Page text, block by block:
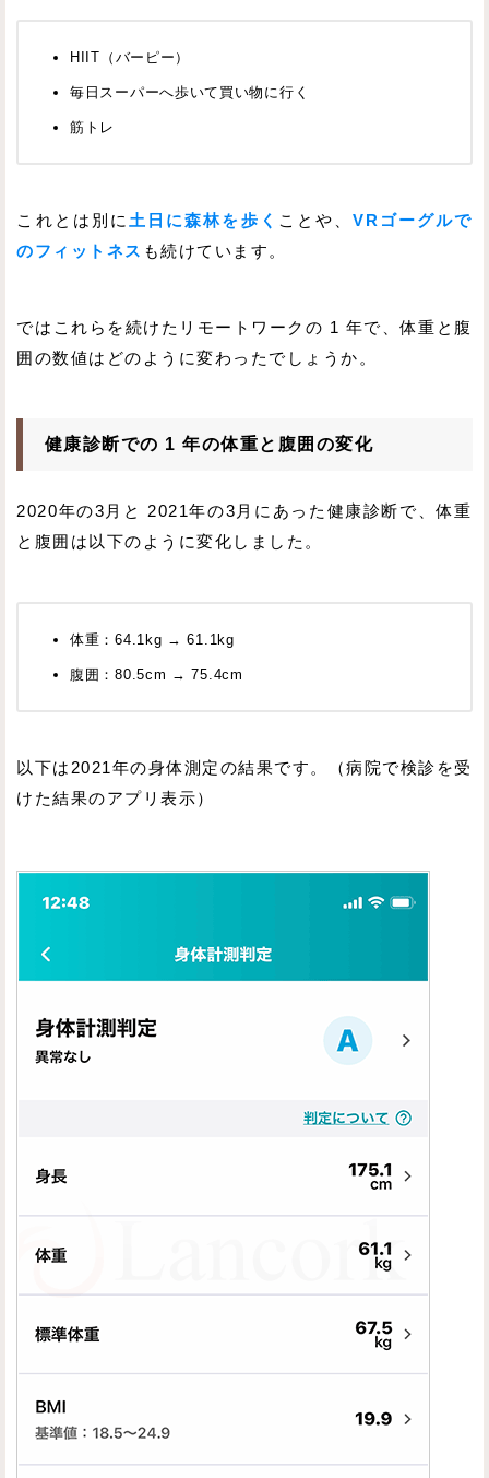
HIIT（バーピー）
毎日スーパーへ歩いて買い物に行く
筋トレ
これとは別に 土日に森林を歩く ことや、VRゴーグルで
のフィットネス も続けています。
ではこれらを続けたリモートワークの 1 年で、体重と腹
囲の数値はどのように変わったでしょうか。
健康診断での 1 年の体重と腹囲の変化
2020年の3月と 2021年の3月にあった健康診断で、体重
と腹囲は以下のように変化しました。
体重：64.1kg → 61.1kg
腹囲：80.5cm → 75.4cm
以下は2021年の身体測定の結果です。（病院で検診を受
けた結果のアプリ表示）